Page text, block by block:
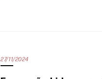
27/11/2024